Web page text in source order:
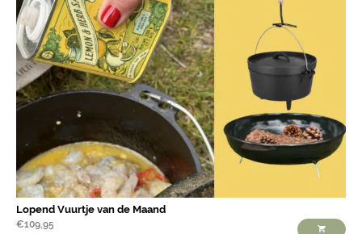
Lopend Vuurtje van de Maand
€109,95